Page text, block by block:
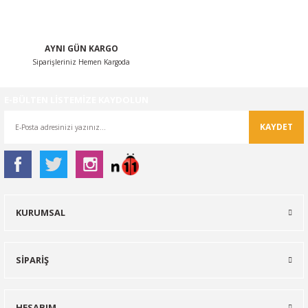
AYNI GÜN KARGO
Siparişleriniz Hemen Kargoda
KAYDET
KURUMSAL
SİPARİŞ